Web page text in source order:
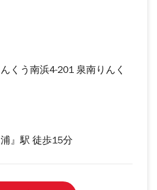
くう南浜4-201 泉南りんく
』駅 徒歩15分